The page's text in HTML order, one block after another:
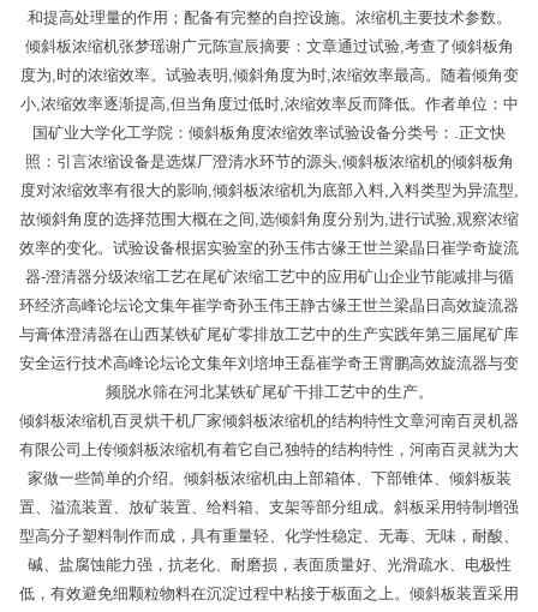
和提高处理量的作用；配备有完整的自控设施。浓缩机主要技术参数。
倾斜板浓缩机张梦瑶谢广元陈宣辰摘要：文章通过试验,考查了倾斜板角
度为,时的浓缩效率。试验表明,倾斜角度为时,浓缩效率最高。随着倾角变
小,浓缩效率逐渐提高,但当角度过低时,浓缩效率反而降低。作者单位：中
国矿业大学化工学院：倾斜板角度浓缩效率试验设备分类号：.正文快
照：引言浓缩设备是选煤厂澄清水环节的源头,倾斜板浓缩机的倾斜板角
度对浓缩效率有很大的影响,倾斜板浓缩机为底部入料,入料类型为异流型,
故倾斜角度的选择范围大概在之间,选倾斜角度分别为,进行试验,观察浓缩
效率的变化。试验设备根据实验室的孙玉伟古缘王世兰梁晶日崔学奇旋流
器-澄清器分级浓缩工艺在尾矿浓缩工艺中的应用矿山企业节能减排与循
环经济高峰论坛论文集年崔学奇孙玉伟王静古缘王世兰梁晶日高效旋流器
与膏体澄清器在山西某铁矿尾矿零排放工艺中的生产实践年第三届尾矿库
安全运行技术高峰论坛论文集年刘培坤王磊崔学奇王霄鹏高效旋流器与变
频脱水筛在河北某铁矿尾矿干排工艺中的生产。
倾斜板浓缩机百灵烘干机厂家倾斜板浓缩机的结构特性文章河南百灵机器
有限公司上传倾斜板浓缩机有着它自己独特的结构特性，河南百灵就为大
家做一些简单的介绍。倾斜板浓缩机由上部箱体、下部锥体、倾斜板装
置、溢流装置、放矿装置、给料箱、支架等部分组成。斜板采用特制增强
型高分子塑料制作而成，具有重量轻、化学性稳定、无毒、无味，耐酸、
碱、盐腐蚀能力强，抗老化、耐磨损，表面质量好、光滑疏水、电极性
低，有效避免细颗粒物料在沉淀过程中粘接于板面之上。倾斜板装置采用